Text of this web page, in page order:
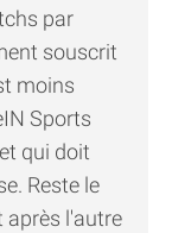
par
souscrit
moins
Sports
qui doit
Reste le
après l'autre